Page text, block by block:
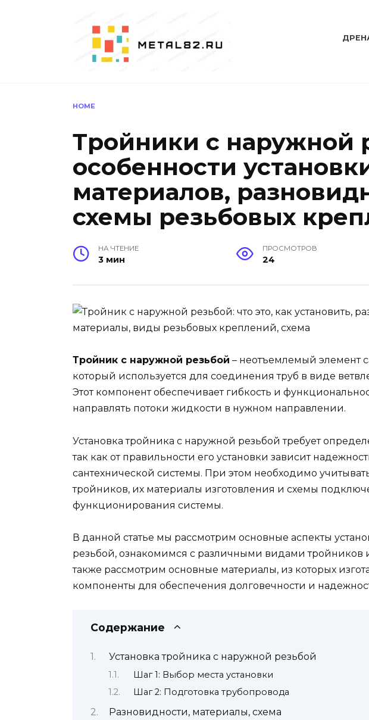
HOME
Тройники с наружной
особенности
материалов,
схемы резьбовых
НА ЧТЕНИЕ
3 мин
ПРОСМОТРОВ
24
Тройник с наружной резьбой – неотъемлемый элемент
который используется для соединения труб в виде
Этот компонент обеспечивает гибкость и
направлять потоки жидкости в нужном направлении.
Установка тройника с наружной резьбой требует
так как от правильности его установки зависит
сантехнической системы. При этом необходимо
тройников, их материалы изготовления и схемы
функционирования системы.
В данной статье мы рассмотрим основные аспекты
резьбой, ознакомимся с различными видами тройников
также рассмотрим основные материалы, из которых
компоненты для обеспечения долговечности и
Содержание
Установка тройника с наружной резьбой
Шаг 1: Выбор места установки
Шаг 2: Подготовка трубопровода
Разновидности, материалы, схема